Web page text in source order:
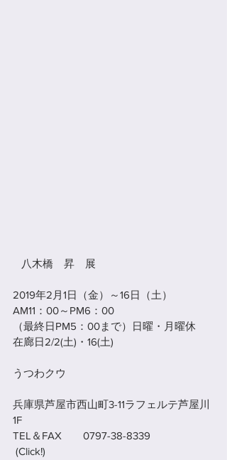
   八木橋　昇　展
2019年2月1日（金）～16日（土）
AM11：00～PM6：00
（最終日PM5：00まで）日曜・月曜休
在廊日2/2(土)・16(土)
うつわクウ
兵庫県芦屋市西山町3-11ラフェルテ芦屋川
1F
TEL＆FAX　　0797-38-8339
(Click!)